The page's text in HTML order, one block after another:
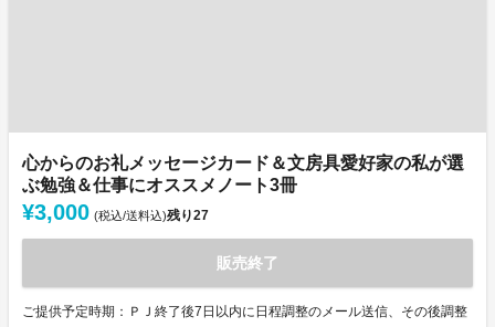
心からのお礼メッセージカード＆文房具愛好家の私が選
ぶ勉強＆仕事にオススメノート3冊
¥3,000 (税込/送料込)残り27
販売終了
ご提供予定時期：ＰＪ終了後7日以内に日程調整のメール送信、その後調整